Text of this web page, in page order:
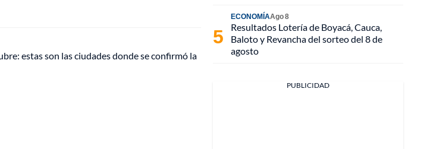
estas son las ciudades donde se confirmó la
ECONOMÍAAgo 8
Resultados Lotería de Boyacá, Cauca,
Baloto y Revancha del sorteo del 8 de
agosto
PUBLICIDAD